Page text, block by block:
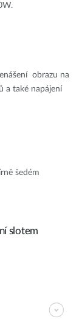
obrazu na
a také napájení
šedém
slotem